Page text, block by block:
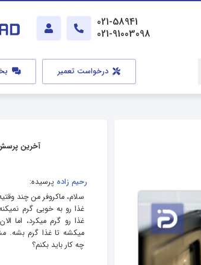
021-58941
021-91003098
درخواست تعمیر
آخرین
رحیم زاده پرسیده:
سلام، ماکروفر من چند
غذا رو به خوبی گرم
غذا رو گرم میکرد، اما
میکشه تا غذا گرم بشه.
چه کار باید بکنم؟